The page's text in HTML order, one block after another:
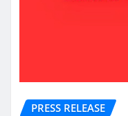
PRESS RELEASE